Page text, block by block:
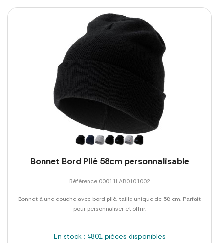
Bonnet Bord Plié 58cm personnalisable
Référence 00011LAB0101002
Bonnet à une couche avec bord plié, taille unique de 58 cm. Parfait
pour personnaliser et offrir.
En stock : 4801 pièces disponibles